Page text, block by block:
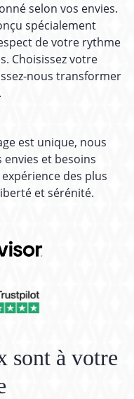
selon vos envies.
spécialement
de votre rythme
Choisissez votre
nous transformer
est unique, nous
et besoins
des plus
et sérénité.
sont à votre